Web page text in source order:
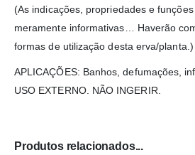
(As indicações, propriedades e
meramente informativas… Haverão
formas de utilização desta erva/planta.)
APLICAÇÕES: Banhos, defumações,
USO EXTERNO. NÃO INGERIR.
Produtos relacionados...